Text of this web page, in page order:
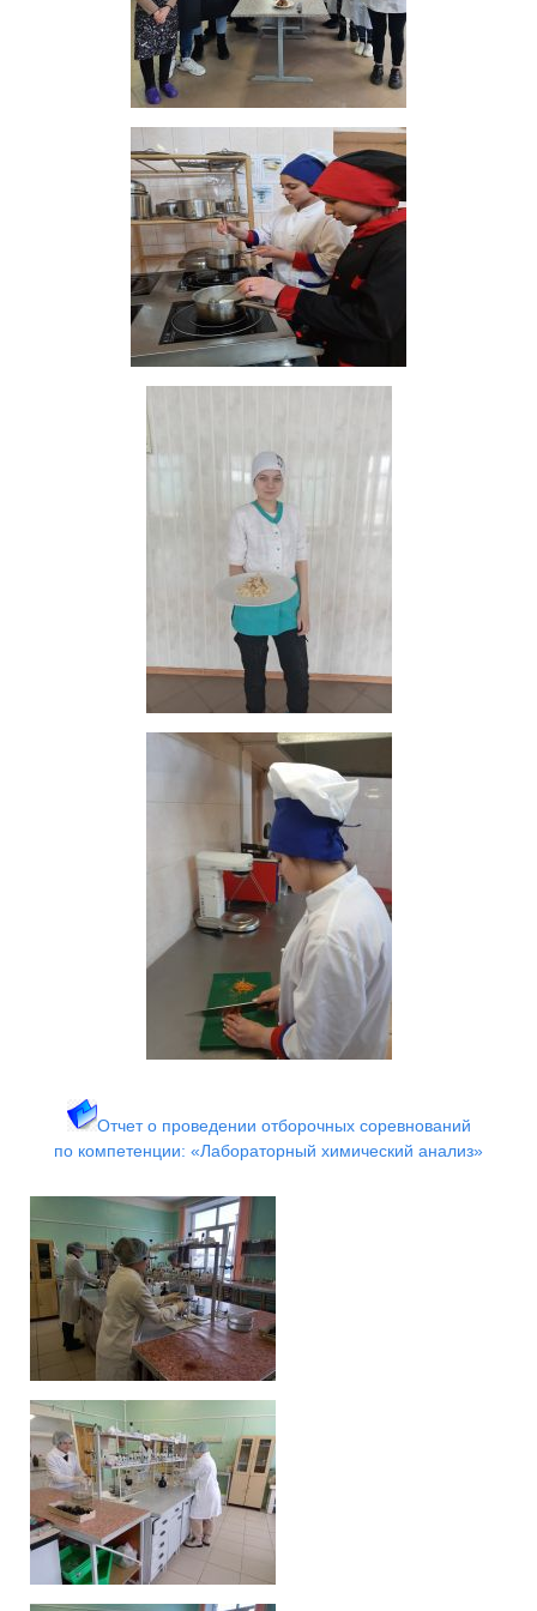
Отчет о проведении отборочных соревнований
по компетенции: «Лабораторный химический анализ»